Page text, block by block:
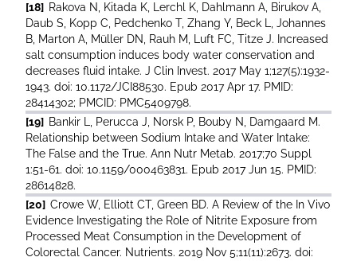
[18] Rakova N, Kitada K, Lerchl K, Dahlmann A, Birukov A,
Daub S, Kopp C, Pedchenko T, Zhang Y, Beck L, Johannes
B, Marton A, Müller DN, Rauh M, Luft FC, Titze J. Increased
salt consumption induces body water conservation and
decreases fluid intake. J Clin Invest. 2017 May 1;127(5):1932-
1943. doi: 10.1172/JCI88530. Epub 2017 Apr 17. PMID:
28414302; PMCID: PMC5409798.
[19] Bankir L, Perucca J, Norsk P, Bouby N, Damgaard M.
Relationship between Sodium Intake and Water Intake:
The False and the True. Ann Nutr Metab. 2017;70 Suppl
1:51-61. doi: 10.1159/000463831. Epub 2017 Jun 15. PMID:
28614828.
[20] Crowe W, Elliott CT, Green BD. A Review of the In Vivo
Evidence Investigating the Role of Nitrite Exposure from
Processed Meat Consumption in the Development of
Colorectal Cancer. Nutrients. 2019 Nov 5;11(11):2673. doi: